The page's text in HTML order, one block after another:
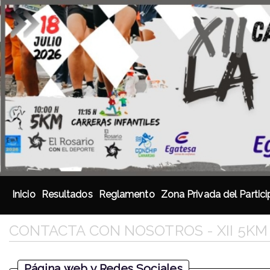
Inicio Resultados Reglamento Zona Privada del
CONTACTA CON NOSOTROS - XII